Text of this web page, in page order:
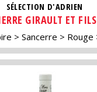
SÉLECTION D'ADRIEN
GIRAULT ET FILS
Sancerre Rouge